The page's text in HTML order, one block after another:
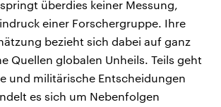
überdies keiner Messung,
einer Forschergruppe. Ihre
bezieht sich dabei auf ganz
Quellen globalen Unheils. Teils geht
und militärische Entscheidungen
es sich um Nebenfolgen